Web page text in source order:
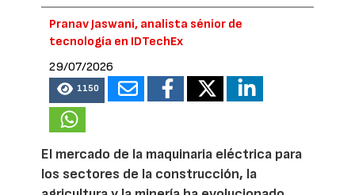
Pranav Jaswani, analista sénior de
tecnología en IDTechEx
29/07/2026
1150
El mercado de la maquinaria eléctrica para
los sectores de la construcción, la